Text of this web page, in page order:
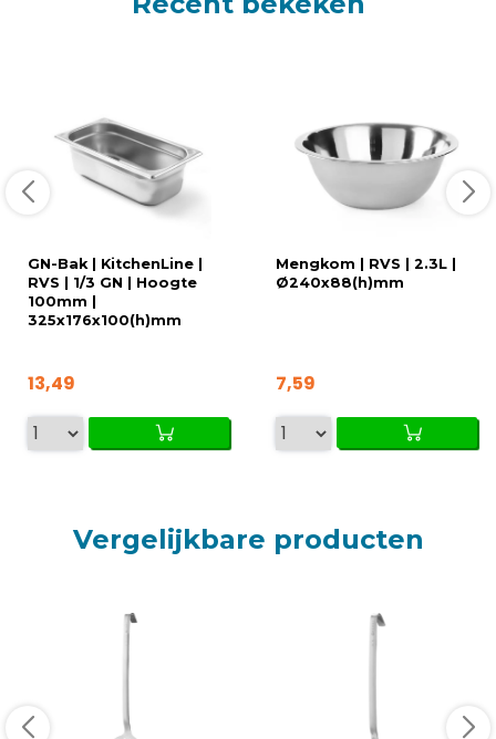
GN-Bak | KitchenLine |
RVS | 1/3 GN | Hoogte
100mm |
325x176x100(h)mm
13,49
Mengkom | RVS | 2.3L |
Ø240x88(h)mm
7,59
Vergelijkbare producten